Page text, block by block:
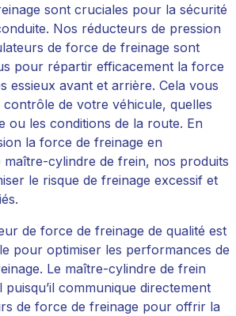
sont cruciales pour la sécurité
Nos réducteurs de pression
de force de freinage sont
pour répartir efficacement la force
essieux avant et arrière. Cela vous
de votre véhicule, quelles
ou les conditions de la route. En
la force de freinage en
cylindre de frein, nos produits
le risque de freinage excessif et
de force de freinage de qualité est
pour optimiser les performances de
Le maître-cylindre de frein
communique directement
de force de freinage pour offrir la